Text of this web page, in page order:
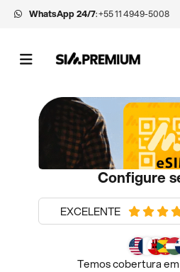
WhatsApp 24/7:+55 11 4949-5008
Configure
EXCELENTE
Temos cobertura em